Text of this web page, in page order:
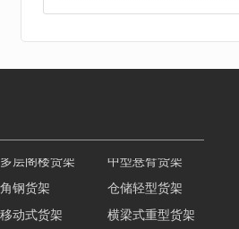
角钢货架
仓储轻型货架
移动式货架
横梁式重型货架
深圳阁楼货架 佛山重型货架